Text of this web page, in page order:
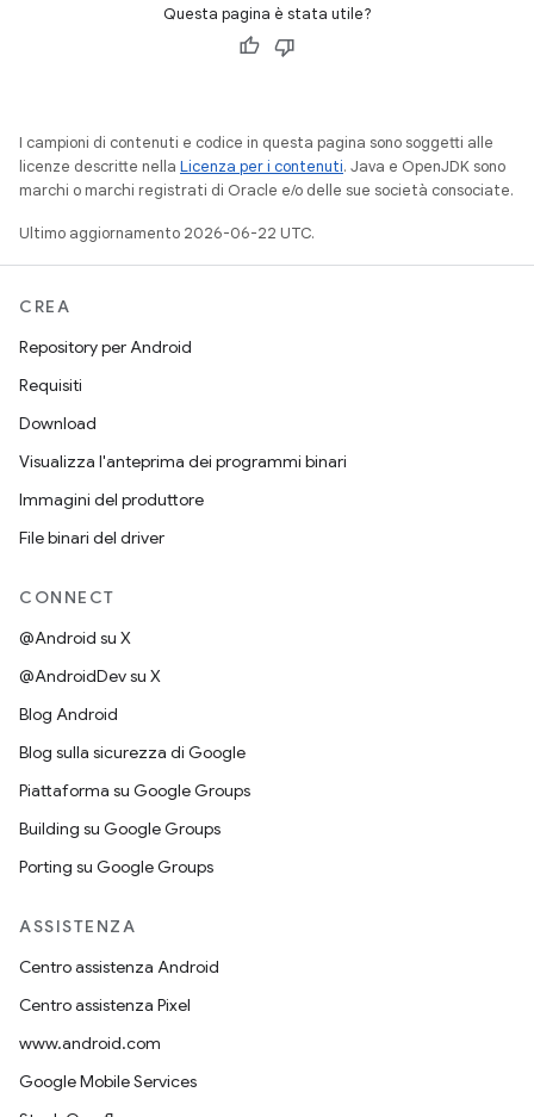
Questa pagina è stata utile?
I campioni di contenuti e codice in questa pagina sono soggetti alle
licenze descritte nella Licenza per i contenuti. Java e OpenJDK sono
marchi o marchi registrati di Oracle e/o delle sue società consociate.
Ultimo aggiornamento 2026-06-22 UTC.
CREA
Repository per Android
Requisiti
Download
Visualizza l'anteprima dei programmi binari
Immagini del produttore
File binari del driver
CONNECT
@Android su X
@AndroidDev su X
Blog Android
Blog sulla sicurezza di Google
Piattaforma su Google Groups
Building su Google Groups
Porting su Google Groups
ASSISTENZA
Centro assistenza Android
Centro assistenza Pixel
www.android.com
Google Mobile Services